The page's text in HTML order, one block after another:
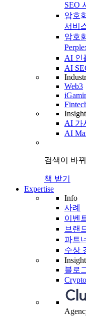
SEO
암호
서비
암호
AI 인
AI
Web3
AI 가
AI
검색이 바
책 받기
Expertise
Info
사례
이벤
브랜
파트
수상
블로